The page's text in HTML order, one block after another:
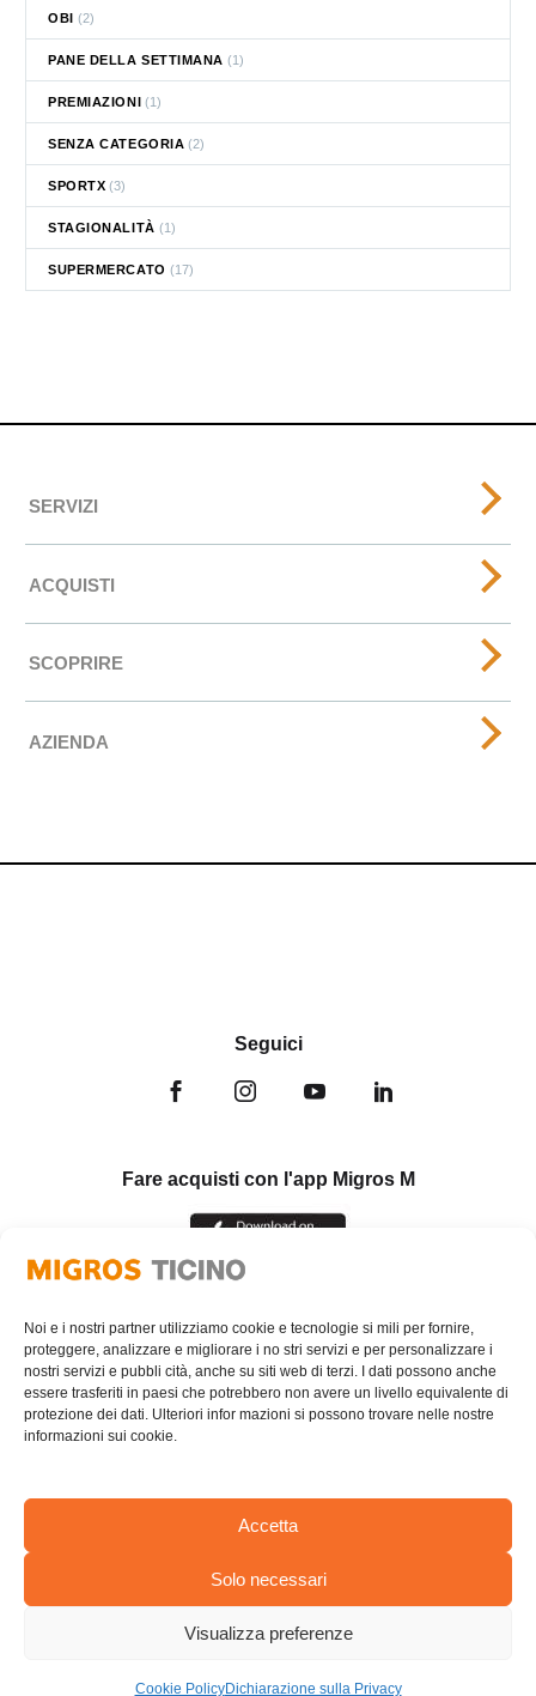
Noi e i nostri partner utilizziamo cookie e tecnologie si mili per fornire,
proteggere, analizzare e migliorare i no stri servizi e per personalizzare i
nostri servizi e pubbli cità, anche su siti web di terzi. I dati possono anche
essere trasferiti in paesi che potrebbero non avere un livello equivalente di
protezione dei dati. Ulteriori infor mazioni si possono trovare nelle nostre
informazioni sui cookie.
Accetta
Solo necessari
Visualizza preferenze
Cookie PolicyDichiarazione sulla Privacy
OBI (2)
PANE DELLA SETTIMANA (1)
PREMIAZIONI (1)
SENZA CATEGORIA (2)
SPORTX (3)
STAGIONALITÀ (1)
SUPERMERCATO (17)
SERVIZI
ACQUISTI
SCOPRIRE
AZIENDA
Seguici
Fare acquisti con l'app Migros M
AREA RISERVATA
© Cooperativa Migros Ticino